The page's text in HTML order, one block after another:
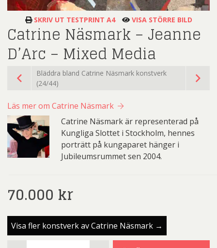
SKRIV UT TESTPRINT A4 VISA STÖRRE BILD
Catrine Näsmark – Jeanne
D’Arc – Mixed Media
Bläddra bland Catrine Näsmark konstverk
(24/44)
Läs mer om Catrine Näsmark
Catrine Näsmark är representerad på
Kungliga Slottet i Stockholm, hennes
porträtt på kungaparet hänger i
Jubileumsrummet sen 2004.
70.000 kr
Visa fler konstverk av Catrine Näsmark →